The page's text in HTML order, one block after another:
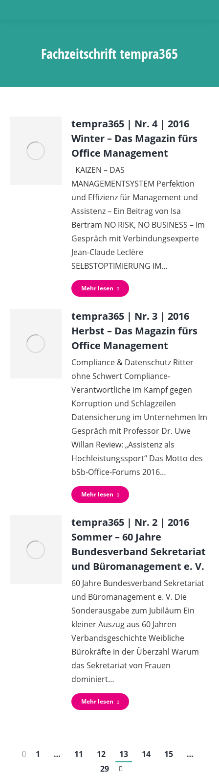
Fachzeitschrift tempra365
tempra365 | Nr. 4 | 2016
Winter – Das Magazin fürs
Office Management
KAIZEN – DAS
MANAGEMENTSYSTEM Perfektion
und Effizienz für Management und
Assistenz – Ein Beitrag von Isa
Bertram NO RISK, NO BUSINESS – Im
Gespräch mit Verbindungsexperte
Jean-Claude Leclère
SELBSTOPTIMIERUNG IM…
Mehr lesen
tempra365 | Nr. 3 | 2016
Herbst – Das Magazin fürs
Office Management
Compliance & Datenschutz Ritter
ohne Schwert Compliance-
Verantwortliche im Kampf gegen
Korruption und Schlagzeilen
Datensicherung im Unternehmen Im
Gespräch mit Professor Dr. Uwe
Willan Review: „Assistenz als
Hochleistungssport“ Das Motto des
bSb-Office-Forums 2016…
Mehr lesen
tempra365 | Nr. 2 | 2016
Sommer – 60 Jahre
Bundesverband Sekretariat
und Büromanagement e. V.
60 Jahre Bundesverband Sekretariat
und Büromanagement e. V. Die
Sonderausgabe zum Jubiläum Ein
kleiner Auszug aus 60 Jahren
Verbandsgeschichte Weibliche
Bürokräfte in der Überzahl Warum
das Sekretariat von Frauen
dominiert…
Mehr lesen
1 … 11 12 13 14 15
…
29